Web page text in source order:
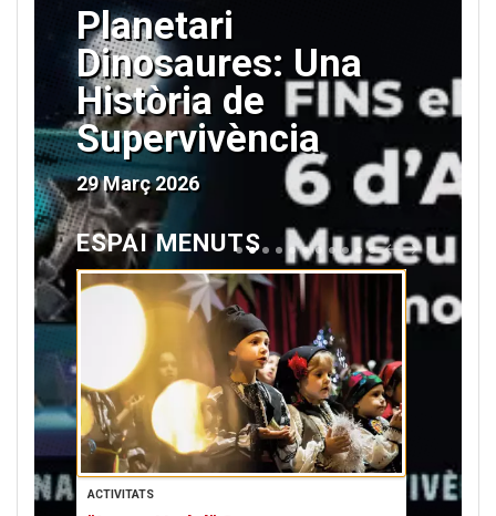
Planetari
Dinosaures: Una
Història de
Supervivència
29 Març 2026
ESPAI MENUTS
P
R
E
N
E
ACTIVITATS